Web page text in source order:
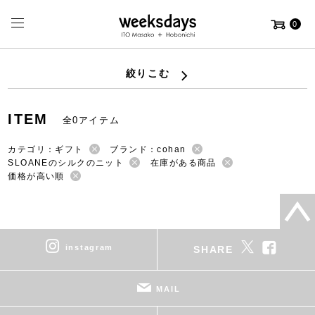
0
絞りこむ
ITEM 全0アイテム
カテゴリ：ギフト
ブランド：cohan
SLOANEのシルクのニット
在庫がある商品
価格が高い順
instagram SHARE
MAIL